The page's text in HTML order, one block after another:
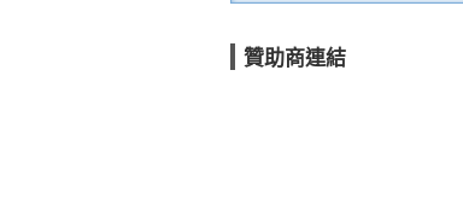
贊助商連結